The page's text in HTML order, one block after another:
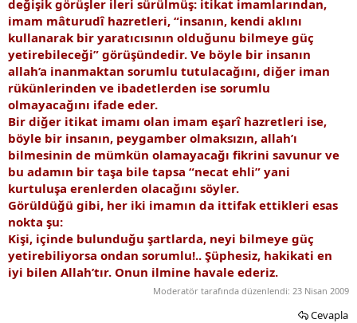
değişik görüşler ileri sürülmüş: itikat imamlarından,
imam mâturudî hazretleri, “insanın, kendi aklını
kullanarak bir yaratıcısının olduğunu bilmeye güç
yetirebileceği” görüşündedir. Ve böyle bir insanın
allah’a inanmaktan sorumlu tutulacağını, diğer iman
rükünlerinden ve ibadetlerden ise sorumlu
olmayacağını ifade eder.
Bir diğer itikat imamı olan imam eşarî hazretleri ise,
böyle bir insanın, peygamber olmaksızın, allah’ı
bilmesinin de mümkün olamayacağı fikrini savunur ve
bu adamın bir taşa bile tapsa “necat ehli” yani
kurtuluşa erenlerden olacağını söyler.
Görüldüğü gibi, her iki imamın da ittifak ettikleri esas
nokta şu:
Kişi, içinde bulunduğu şartlarda, neyi bilmeye güç
yetirebiliyorsa ondan sorumlu!.. Şüphesiz, hakikati en
iyi bilen Allah’tır. Onun ilmine havale ederiz.
Moderatör tarafında düzenlendi: 23 Nisan 2009
Cevapla